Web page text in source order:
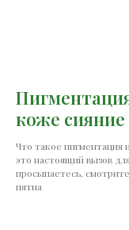
коже
Что такое пигментация
это настоящий вызов
просыпаетесь,
пятна